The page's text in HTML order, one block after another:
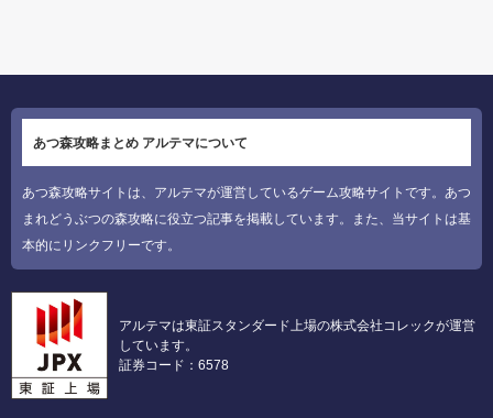
あつ森攻略まとめ アルテマについて
あつ森攻略サイトは、アルテマが運営しているゲーム攻略サイトです。あつ
まれどうぶつの森攻略に役立つ記事を掲載しています。また、当サイトは基
本的にリンクフリーです。
アルテマは東証スタンダード上場の株式会社コレックが運営
しています。
証券コード：6578